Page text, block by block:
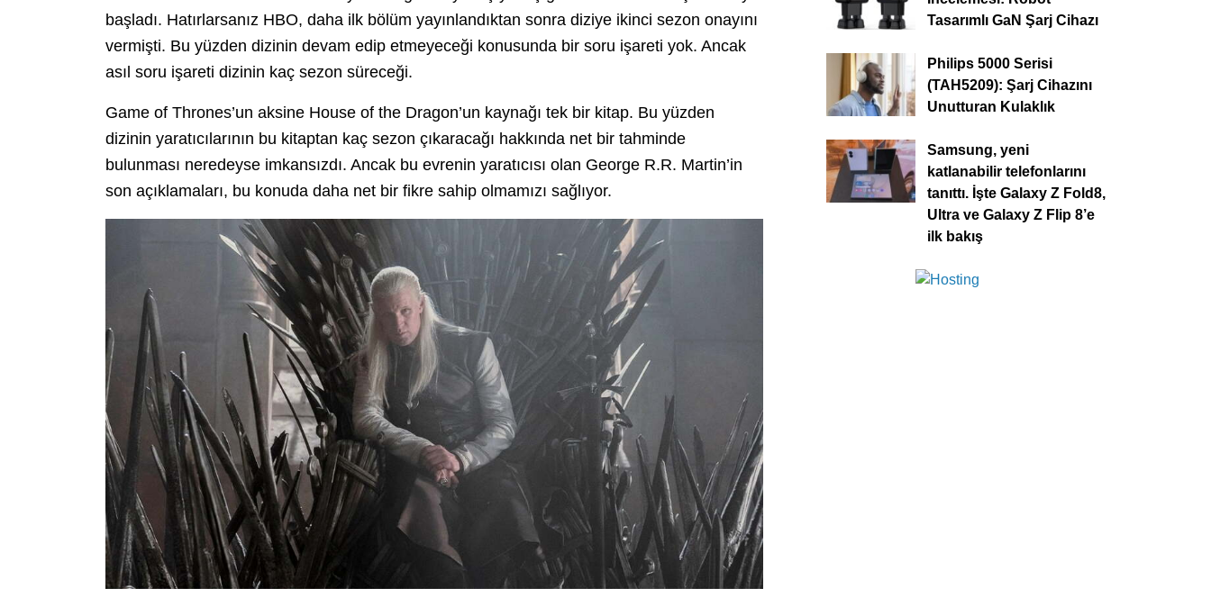
başladı. Hatırlarsanız HBO, daha ilk bölüm yayınlandıktan sonra diziye ikinci sezon onayını
vermişti. Bu yüzden dizinin devam edip etmeyeceği konusunda bir soru işareti yok. Ancak
asıl soru işareti dizinin kaç sezon süreceği.
Game of Thrones’un aksine House of the Dragon’un kaynağı tek bir kitap. Bu yüzden
dizinin yaratıcılarının bu kitaptan kaç sezon çıkaracağı hakkında net bir tahminde
bulunması neredeyse imkansızdı. Ancak bu evrenin yaratıcısı olan George R.R. Martin’in
son açıklamaları, bu konuda daha net bir fikre sahip olmamızı sağlıyor.
Tasarımlı GaN Şarj Cihazı
Philips 5000 Serisi
(TAH5209): Şarj Cihazını
Unutturan Kulaklık
Samsung, yeni
katlanabilir telefonlarını
tanıttı. İşte Galaxy Z Fold8,
Ultra ve Galaxy Z Flip 8’e
ilk bakış